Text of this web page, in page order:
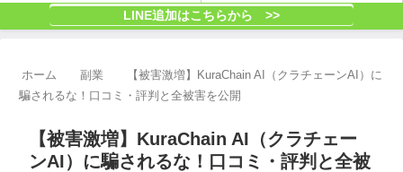
LINE追加はこちらから >>
ホーム 副業
【被害激増】KuraChain AI（クラチェーンAI）に
騙されるな！口コミ・評判と全被害を公開
【被害激増】KuraChain AI（クラチェー
ンAI）に騙されるな！口コミ・評判と全被